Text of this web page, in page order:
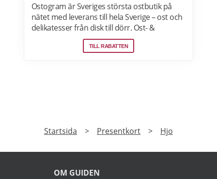
Ostogram är Sveriges största ostbutik på
nätet med leverans till hela Sverige – ost och
delikatesser från disk till dörr. Ost- &
charkprodukter. Färdiga presentlådor.
Ostbrickor. Ostogram skickar alla paket med
TILL RABATTEN
Startsida > Presentkort > Hjo
OM GUIDEN